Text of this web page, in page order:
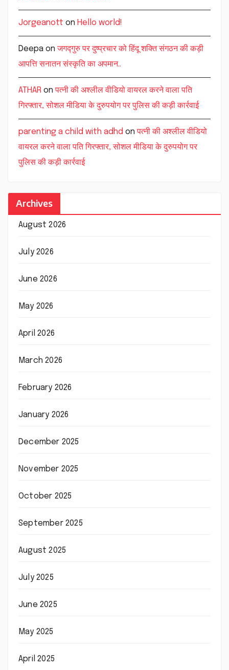
Jorgeanott on Hello world!
Deepa onजगद्गुरु पर दुष्प्रचार को हिंदू शक्ति संगठन की कड़ी
आपत्ति सनातन संस्कृति का अपमान..
ATHAR onपत्नी की अश्लील वीडियो वायरल करने वाला पति
गिरफ्तार, सोशल मीडिया के दुरुपयोग पर पुलिस की कड़ी कार्रवाई
parenting a child with adhd onपत्नी की अश्लील वीडियो
वायरल करने वाला पति गिरफ्तार, सोशल मीडिया के दुरुपयोग पर
पुलिस की कड़ी कार्रवाई
Archives
August 2026
July 2026
June 2026
May 2026
April 2026
March 2026
February 2026
January 2026
December 2025
November 2025
October 2025
September 2025
August 2025
July 2025
June 2025
May 2025
April 2025